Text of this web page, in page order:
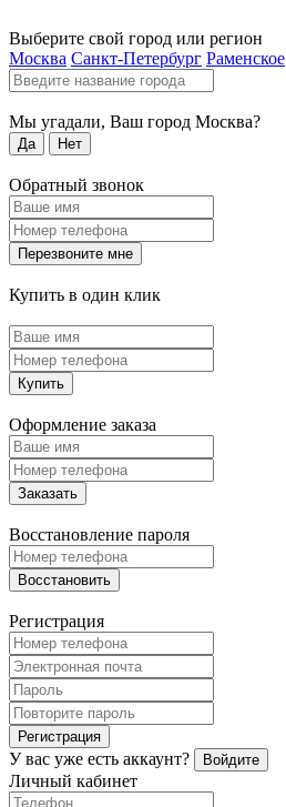
Выберите свой город или регион
Москва Санкт-Петербург Раменское
Мы угадали, Ваш город Москва?
Да Нет
Обратный звонок
Перезвоните мне
Купить в один клик
Купить
Оформление заказа
Заказать
Восстановление пароля
Восстановить
Регистрация
Регистрация
У вас уже есть аккаунт? Войдите
Личный кабинет